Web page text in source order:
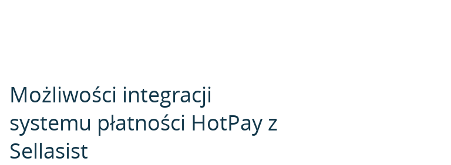
Możliwości integracji
systemu płatności HotPay z
Sellasist